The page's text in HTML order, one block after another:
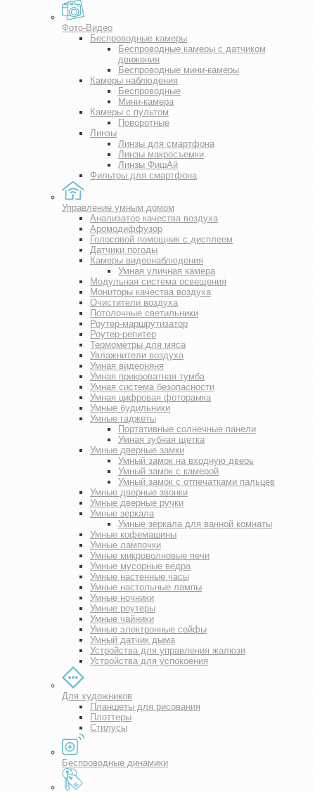
Фото-Видео
Беспроводные камеры
Беспроводные камеры с датчиком
движения
Беспроводные мини-камеры
Камеры наблюдения
Беспроводные
Мини-камера
Камеры с пультом
Поворотные
Линзы
Линзы для смартфона
Линзы макросъемки
Линзы ФишАй
Фильтры для смартфона
Управление умным домом
Анализатор качества воздуха
Аромодиффузор
Голосовой помощник с дисплеем
Датчики погоды
Камеры видеонаблюдения
Умная уличная камера
Модульная система освещения
Мониторы качества воздуха
Очистители воздуха
Потолочные светильники
Роутер-маршрутизатор
Роутер-репитер
Термометры для мяса
Увлажнители воздуха
Умная видеоняня
Умная прикроватная тумба
Умная система безопасности
Умная цифровая фоторамка
Умные будильники
Умные гаджеты
Портативные солнечные панели
Умная зубная щетка
Умные дверные замки
Умный замок на входную дверь
Умный замок с камерой
Умный замок с отпечатками пальцев
Умные дверные звонки
Умные дверные ручки
Умные зеркала
Умные зеркала для ванной комнаты
Умные кофемашины
Умные лампочки
Умные микроволновые печи
Умные мусорные ведра
Умные настенные часы
Умные настольные лампы
Умные ночники
Умные роутеры
Умные чайники
Умные электронные сейфы
Умный датчик дыма
Устройства для управления жалюзи
Устройства для успокоения
Для художников
Планшеты для рисования
Плоттеры
Стилусы
Беспроводные динамики